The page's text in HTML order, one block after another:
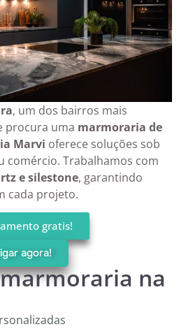
, um dos bairros mais
procura uma marmoraria de
Marvi oferece soluções sob
comércio. Trabalhamos com
e silestone, garantindo
cada projeto.
gratis!
agora!
na